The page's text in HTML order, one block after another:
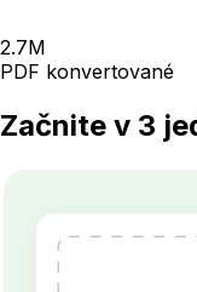
2.7M
PDF konvertované
Začnite v 3